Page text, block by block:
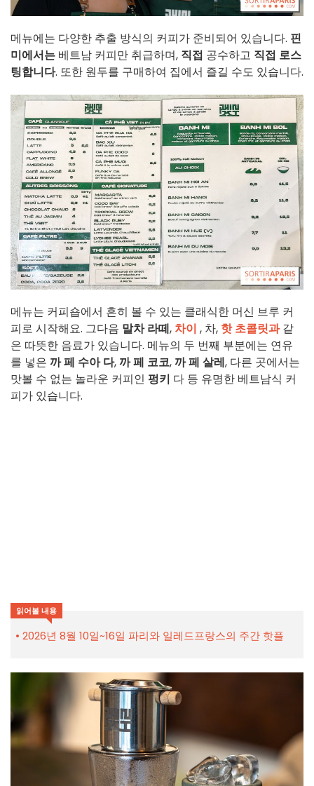
메뉴에는 다양한 추출 방식의 커피가 준비되어 있습니다. 핀
미에서는 베트남 커피만 취급하며, 직접 공수하고 직접 로스
팅합니다. 또한 원두를 구매하여 집에서 즐길 수도 있습니다.
메뉴는 커피숍에서 흔히 볼 수 있는 클래식한 머신 브루 커
피로 시작해요. 그다음 말차 라떼, 차이 , 차, 핫 초콜릿과같
은 따뜻한 음료가 있습니다. 메뉴의 두 번째 부분에는 연유
를 넣은 까 페 수아 다,까 페 코코,까 페 살레, 다른 곳에서는
맛볼 수 없는 놀라운 커피인 펑키 다 등 유명한 베트남식 커
피가 있습니다.
읽어볼 내용
2026년 8월 10일~16일 파리와 일레드프랑스의 주간 핫플